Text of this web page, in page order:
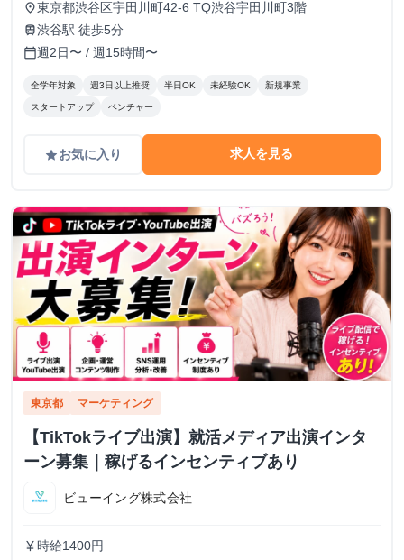
place東京都渋谷区宇田川町42-6 TQ渋谷宇田川町3階
train渋谷駅 徒歩5分
calendar_today週2日〜 / 週15時間〜
全学年対象 週3日以上推奨 半日OK 未経験OK 新規事業
スタートアップ ベンチャー
gradeお気に入り 求人を見る
東京都 マーケティング
【TikTokライブ出演】就活メディア出演インタ
ーン募集｜稼げるインセンティブあり
ビューイング株式会社
currency_yen 時給1400円